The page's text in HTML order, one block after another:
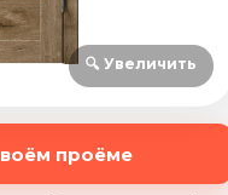
🔍 Увеличить
проёме